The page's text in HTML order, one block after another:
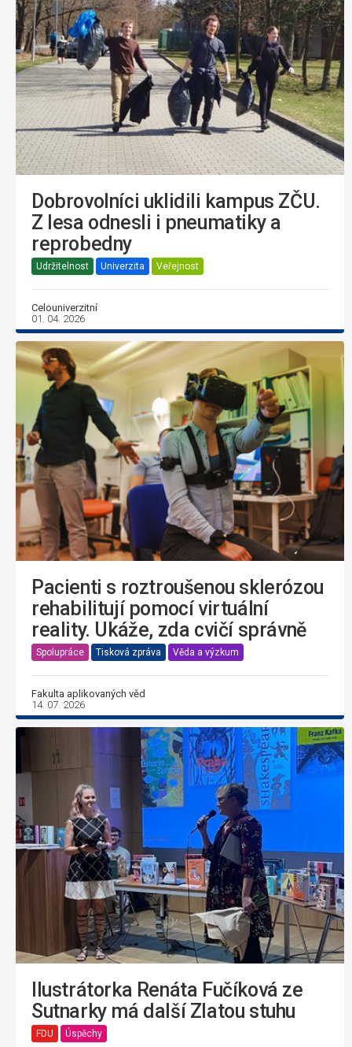
Dobrovolníci uklidili kampus ZČU.
Z lesa odnesli i pneumatiky a
reprobedny
Udržitelnost Univerzita Veřejnost
Celouniverzitní
01. 04. 2026
Pacienti s roztroušenou sklerózou
rehabilitují pomocí virtuální
reality. Ukáže, zda cvičí správně
Spolupráce Tisková zpráva Věda a výzkum
Fakulta aplikovaných věd
14. 07. 2026
Ilustrátorka Renáta Fučíková ze
Sutnarky má další Zlatou stuhu
FDU Úspěchy